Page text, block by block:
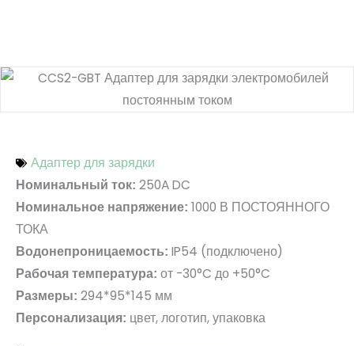
Адаптер для зарядки
Номинальный ток: 250A DC
Номинальное напряжение: 1000 В ПОСТОЯННОГО
ТОКА
Водонепроницаемость: IP54 (подключено)
Рабочая температура: от -30°C до +50°C
Размеры: 294*95*145 мм
Персонализация: цвет, логотип, упаковка